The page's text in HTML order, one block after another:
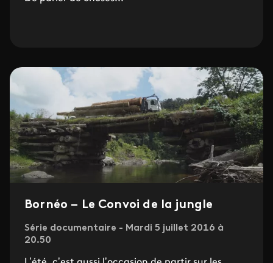
Bornéo – Le Convoi de la jungle
Série documentaire - Mardi 5 juillet 2016 à
20.50